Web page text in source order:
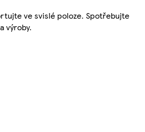
ve svislé poloze. Spotřebujte
výroby.